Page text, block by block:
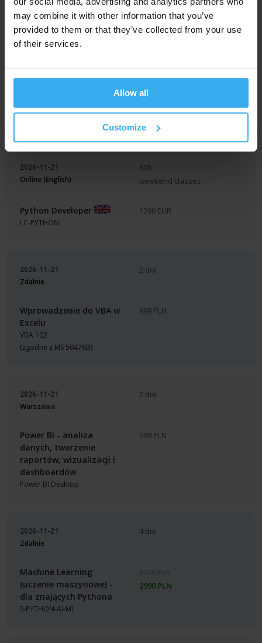
may combine it with other information that you’ve
provided to them or that they’ve collected from your use
of their services.
Allow all
Customize
S-PYTHON-AI-ML
Data Analysis in Python
weekend classes
1290 EUR
2026-11-21
Online (English)
Python Developer
LC-PYTHON
80h
weekend classes
1290 EUR
2026-11-21
Zdalnie
Wprowadzenie do VBA w
Excelu
VBA 102
(zgodne z MS 50476B)
2 dni
899 PLN
2026-11-21
Warszawa
Power BI - analiza
danych, tworzenie
raportów, wizualizacji i
dashboardów
Power BI Desktop
2 dni
999 PLN
2026-11-21
Zdalnie
Machine Learning
(uczenie maszynowe) -
dla znających Pythona
S-PYTHON-AI-ML
4 dni
3190 PLN
2990 PLN